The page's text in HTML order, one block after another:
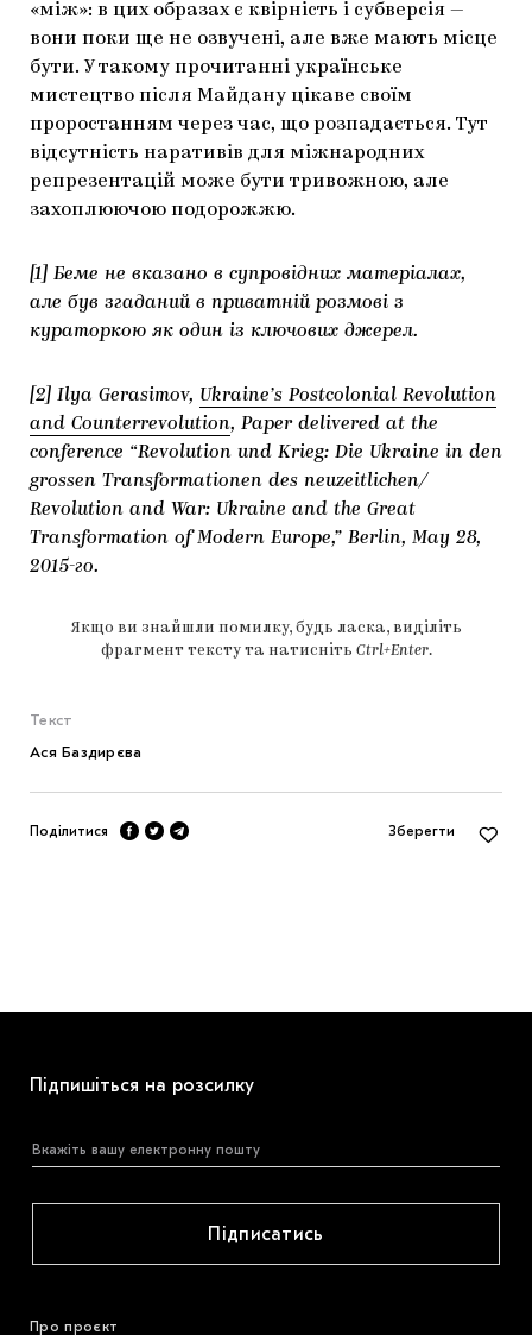
«між»: в цих образах є квірність і субверсія —
вони поки ще не озвучені, але вже мають місце
бути. У такому прочитанні українське
мистецтво після Майдану цікаве своїм
проростанням через час, що розпадається. Тут
відсутність наративів для міжнародних
репрезентацій може бути тривожною, але
захоплюючою подорожжю.
[1] Беме не вказано в супровідних матеріалах,
але був згаданий в приватній розмові з
кураторкою як один із ключових джерел.
[2] Ilya Gerasimov, Ukraine’s Postcolonial Revolution
and Counterrevolution, Paper delivered at the
conference “Revolution und Krieg: Die Ukraine in den
grossen Transformationen des neuzeitlichen/
Revolution and War: Ukraine and the Great
Transformation of Modern Europe,” Berlin, May 28,
2015-го.
Якщо ви знайшли помилку, будь ласка, виділіть
фрагмент тексту та натисніть Ctrl+Enter.
Текст
Ася Баздирєва
Поділитися Зберегти
Підпишіться на розсилку
Підписатись
Про проєкт